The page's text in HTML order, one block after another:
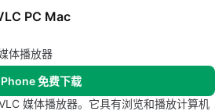
PC Mac
体播放器
免费下载
媒体播放器。它具有浏览和播放计算机